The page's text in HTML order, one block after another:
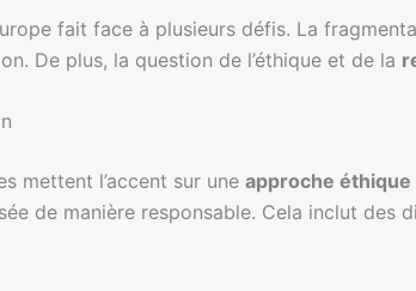
fait face à plusieurs défis. La
De plus, la question de l’éthique et de la
mettent l’accent sur une approche éthique
de manière responsable. Cela inclut